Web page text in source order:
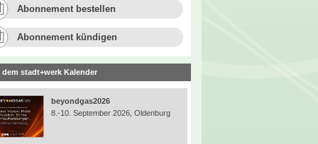
Abonnement bestellen
Abonnement kündigen
dem stadt+werk Kalender
beyondgas2026
8.-10. September 2026, Oldenburg